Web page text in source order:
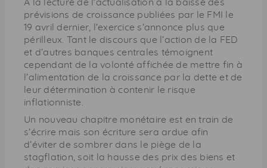
À la lecture de l’actualisation à la baisse des
prévisions de croissance publiées par le FMI
le
19 avril dernier, l’exercice s’annonce plus que
périlleux. Tant le discours que l’action de la FED
et d’autres banques centrales témoignent
cependant de la volonté affichée de mettre fin à
l’alimentation de la croissance par la dette et de
leur détermination à contenir le risque
inflationniste.
Un nouveau chapitre monétaire est en train de
s’écrire mais son écriture sera ardue afin
d’éviter de sombrer dans le piège de la
stagflation, soit la hausse des prix des biens et